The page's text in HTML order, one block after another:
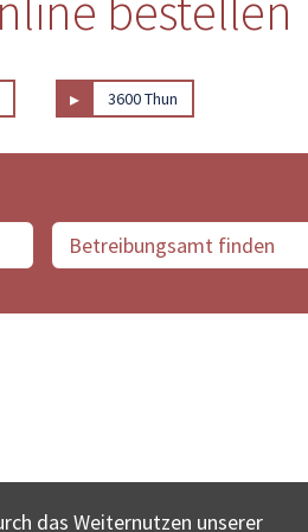
▸ 3600 Thun
das Weiternutzen unserer